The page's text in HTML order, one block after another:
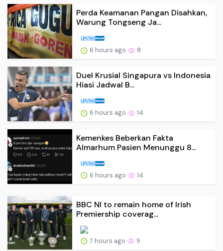
Perda Keamanan Pangan Disahkan,
Warung Tongseng Ja...
6 hours ago 8
Duel Krusial Singapura vs Indonesia
Hiasi Jadwal B...
6 hours ago 14
Kemenkes Beberkan Fakta
Almarhum Pasien Menunggu 8...
6 hours ago 14
BBC NI to remain home of Irish
Premiership coverag...
7 hours ago 9